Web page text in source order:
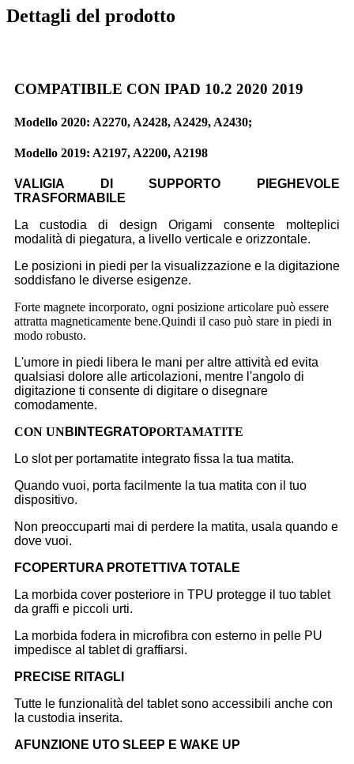
Dettagli del prodotto
COMPATIBILE CON IPAD 10.2 2020 2019
Modello 2020: A2270, A2428, A2429, A2430;
Modello 2019: A2197, A2200, A2198
VALIGIA DI SUPPORTO PIEGHEVOLE
TRASFORMABILE
La custodia di design Origami consente molteplici
modalità di piegatura, a livello verticale e orizzontale.
Le posizioni in piedi per la visualizzazione e la digitazione
soddisfano le diverse esigenze.
Forte magnete incorporato, ogni posizione articolare può essere
attratta magneticamente bene.Quindi il caso può stare in piedi in
modo robusto.
L'umore in piedi libera le mani per altre attività ed evita
qualsiasi dolore alle articolazioni, mentre l'angolo di
digitazione ti consente di digitare o disegnare
comodamente.
CON UNB INTEGRATOPORTAMATITE
Lo slot per portamatite integrato fissa la tua matita.
Quando vuoi, porta facilmente la tua matita con il tuo
dispositivo.
Non preoccuparti mai di perdere la matita, usala quando e
dove vuoi.
FCOPERTURA PROTETTIVA TOTALE
La morbida cover posteriore in TPU protegge il tuo tablet
da graffi e piccoli urti.
La morbida fodera in microfibra con esterno in pelle PU
impedisce al tablet di graffiarsi.
P RECISE RITAGLI
Tutte le funzionalità del tablet sono accessibili anche con
la custodia inserita.
A FUNZIONE UTO SLEEP E WAKE UP